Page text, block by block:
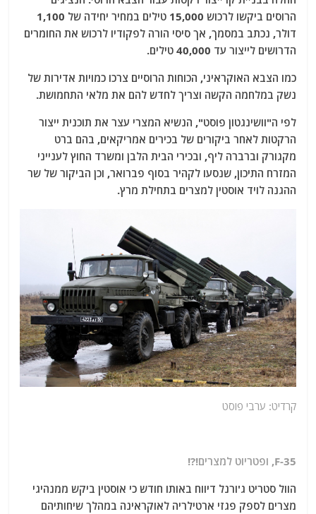
הרוסים ביקשו לרכוש 15,000 טילים במחיר יחידה של 1,100
דולר, נכתב במסמך, אך סיסי הורה לפקודיו לרכוש את החומרים
הדרושים לייצור עד 40,000 טילים.
כמו הצבא האוקראיני, הכוחות הרוסיים צרכו כמויות אדירות של
נשק במלחמה הקשה וצריך לחדש להם את מלאי התחמושת.
לפי ה"וושינגטון פוסט", הנשיא המצרי עצר את תוכנית ייצור
הרקטות לאחר ביקורים של בכירים אמריקאים, בהם ברט
מקגורק וברברה ליף, ובכירי הבית הלבן ומשרד החוץ לענייני
המזרח התיכון, שנסעו לקהיר בסוף פברואר, וכן הביקור של שר
ההגנה לויד אוסטין למצרים בתחילת מרץ.
קרדיט: ערבי פוסט
F-35, ופטריוט למצרים!?!
הוול סטריט ג'ורנל דיווח באותו חודש כי אוסטין ביקש ממנהיגי
מצרים לספק פגזי ארטילריה לאוקראינה במהלך שיחותיהם